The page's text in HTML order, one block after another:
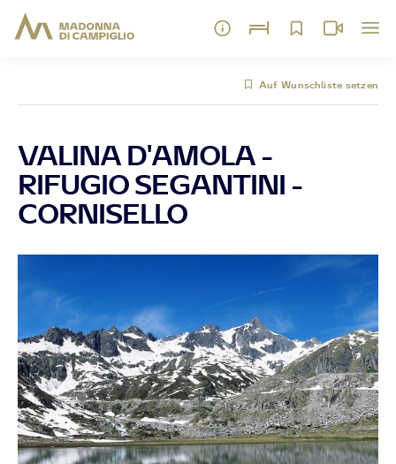
Auf Wunschliste setzen
VALINA D'AMOLA -
RIFUGIO SEGANTINI -
CORNISELLO